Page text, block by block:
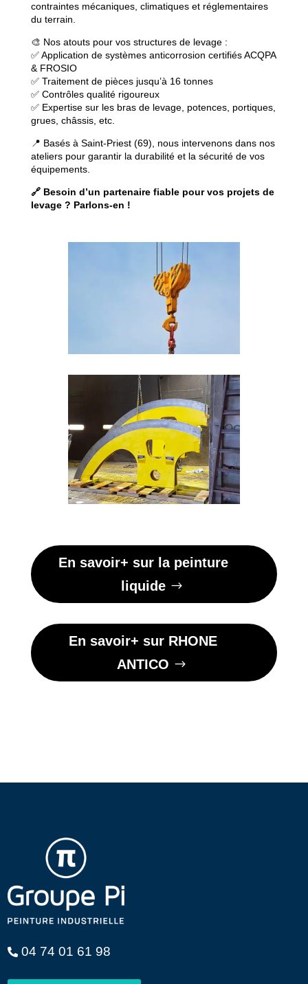
contraintes mécaniques, climatiques et réglementaires
du terrain.
🎨 Nos atouts pour vos structures de levage :
✅ Application de systèmes anticorrosion certifiés ACQPA
& FROSIO
✅ Traitement de pièces jusqu’à 16 tonnes
✅ Contrôles qualité rigoureux
✅ Expertise sur les bras de levage, potences, portiques,
grues, châssis, etc.
📍 Basés à Saint-Priest (69), nous intervenons dans nos
ateliers pour garantir la durabilité et la sécurité de vos
équipements.
🔗 Besoin d’un partenaire fiable pour vos projets de
levage ? Parlons-en !
En savoir+ sur la peinture
liquide
En savoir+ sur RHONE
ANTICO
04 74 01 61 98